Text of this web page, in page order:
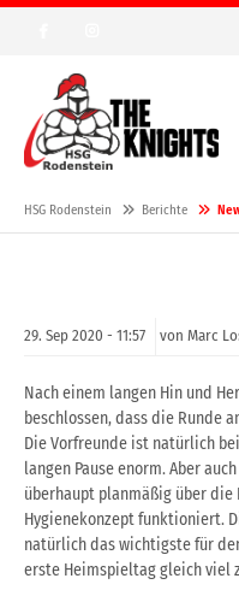
HSG Rodenstein Berichte
29. Sep 2020 - 11:57 von Marc
Nach einem langen Hin und
beschlossen, dass die Runde
Die Vorfreunde ist natürlich
langen Pause enorm. Aber
überhaupt planmäßig über
Hygienekonzept funktioniert.
natürlich das wichtigste für
erste Heimspieltag gleich viel